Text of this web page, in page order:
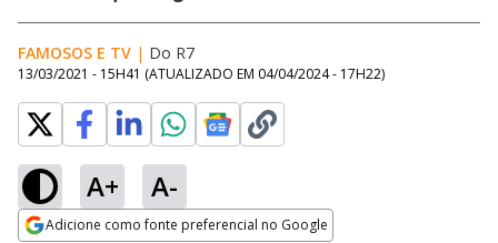
FAMOSOS E TV | Do R7
13/03/2021 - 15H41 (ATUALIZADO EM 04/04/2024 - 17H22)
A+ A-
Adicione como fonte preferencial no Google